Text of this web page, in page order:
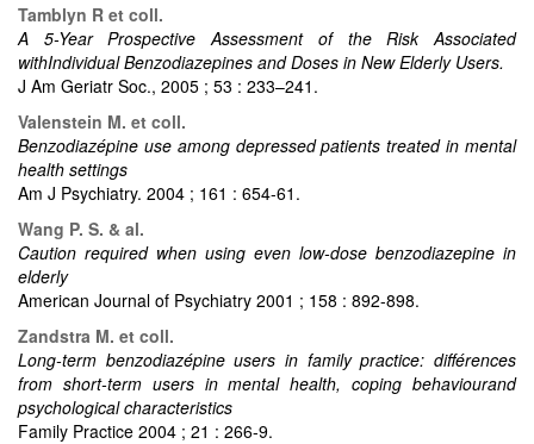
Tamblyn R et coll.
A 5-Year Prospective Assessment of the Risk Associated
withIndividual Benzodiazepines and Doses in New Elderly Users.
J Am Geriatr Soc., 2005 ; 53 : 233–241.
Valenstein M. et coll.
Benzodiazépine use among depressed patients treated in mental
health settings
Am J Psychiatry. 2004 ; 161 : 654-61.
Wang P. S. & al.
Caution required when using even low-dose benzodiazepine in
elderly
American Journal of Psychiatry 2001 ; 158 : 892-898.
Zandstra M. et coll.
Long-term benzodiazépine users in family practice: différences
from short-term users in mental health, coping behaviourand
psychological characteristics
Family Practice 2004 ; 21 : 266-9.